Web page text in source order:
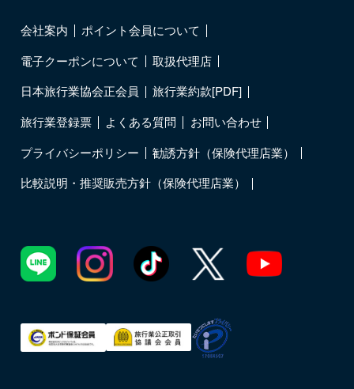
会社案内
ポイント会員について
電子クーポンについて
取扱代理店
日本旅行業協会正会員
旅行業約款[PDF]
旅行業登録票
よくある質問
お問い合わせ
プライバシーポリシー
勧誘方針（保険代理店業）
比較説明・推奨販売方針（保険代理店業）